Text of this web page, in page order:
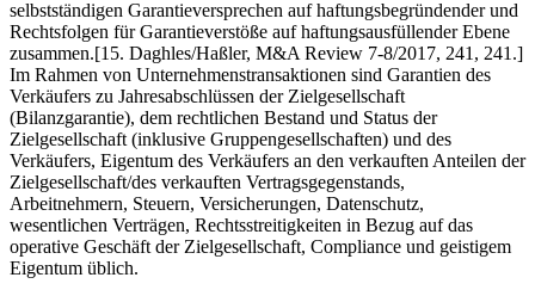
selbstständigen Garantieversprechen auf haftungsbegründender und
Rechtsfolgen für Garantieverstöße auf haftungsausfüllender Ebene
zusammen.[15. Daghles/Haßler, M&A Review 7-8/2017, 241, 241.]
Im Rahmen von Unternehmenstransaktionen sind Garantien des
Verkäufers zu Jahresabschlüssen der Zielgesellschaft
(Bilanzgarantie), dem rechtlichen Bestand und Status der
Zielgesellschaft (inklusive Gruppengesellschaften) und des
Verkäufers, Eigentum des Verkäufers an den verkauften Anteilen der
Zielgesellschaft/des verkauften Vertragsgegenstands,
Arbeitnehmern, Steuern, Versicherungen, Datenschutz,
wesentlichen Verträgen, Rechtsstreitigkeiten in Bezug auf das
operative Geschäft der Zielgesellschaft, Compliance und geistigem
Eigentum üblich.